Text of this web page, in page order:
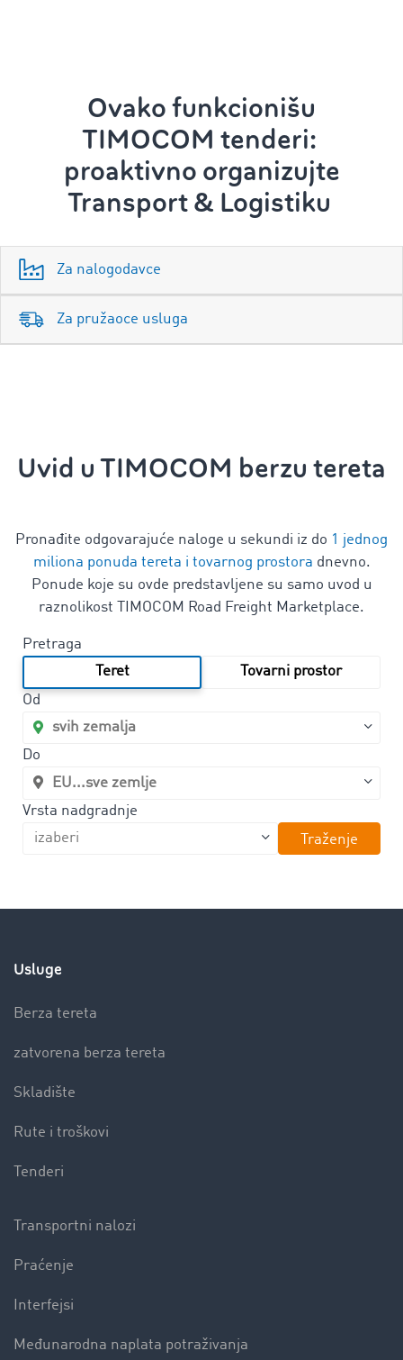
Ovako funkcionišu
TIMOCOM tenderi:
proaktivno organizujte
Transport & Logistiku
Za nalogodavce
Za pružaoce usluga
Uvid u TIMOCOM berzu tereta
Pronađite odgovarajuće naloge u sekundi iz do 1 jednog
miliona ponuda tereta i tovarnog prostora dnevno.
Ponude koje su ovde predstavljene su samo uvod u
raznolikost TIMOCOM Road Freight Marketplace.
Pretraga
Teret
Tovarni prostor
Od
Do
Vrsta nadgradnje
Traženje
Usluge
Berza tereta
zatvorena berza tereta
Skladište
Rute i troškovi
Tenderi
Transportni nalozi
Praćenje
Interfejsi
Međunarodna naplata potraživanja